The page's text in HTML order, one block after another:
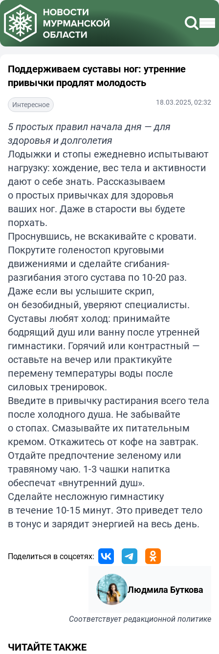
Поддерживаем суставы ног: утренние
привычки продлят молодость
Интересное 18.03.2025, 02:32
5 простых правил начала дня — для
здоровья и долголетия
Лодыжки и стопы ежедневно испытывают
нагрузку: хождение, вес тела и активности
дают о себе знать. Рассказываем
о простых привычках для здоровья
ваших ног. Даже в старости вы будете
порхать.
Проснувшись, не вскакивайте с кровати.
Покрутите голеностоп круговыми
движениями и сделайте сгибания-
разгибания этого сустава по 10-20 раз.
Даже если вы услышите скрип,
он безобидный, уверяют специалисты.
Суставы любят холод: принимайте
бодрящий душ или ванну после утренней
гимнастики. Горячий или контрастный —
оставьте на вечер или практикуйте
перемену температуры воды после
силовых тренировок.
Введите в привычку растирания всего тела
после холодного душа. Не забывайте
о стопах. Смазывайте их питательным
кремом. Откажитесь от кофе на завтрак.
Отдайте предпочтение зеленому или
травяному чаю. 1-3 чашки напитка
обеспечат «внутренний душ».
Сделайте несложную гимнастику
в течение 10-15 минут. Это приведет тело
в тонус и зарядит энергией на весь день.
Поделиться в соцсетях:
Людмила Буткова
Соответствуетредакционной политике
ЧИТАЙТЕ ТАКЖЕ